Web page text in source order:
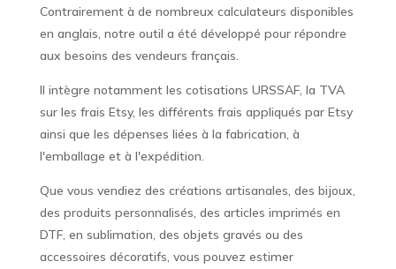
Contrairement à de nombreux calculateurs disponibles
en anglais, notre outil a été développé pour répondre
aux besoins des vendeurs français.
Il intègre notamment les cotisations URSSAF, la TVA
sur les frais Etsy, les différents frais appliqués par Etsy
ainsi que les dépenses liées à la fabrication, à
l'emballage et à l'expédition.
Que vous vendiez des créations artisanales, des bijoux,
des produits personnalisés, des articles imprimés en
DTF, en sublimation, des objets gravés ou des
accessoires décoratifs, vous pouvez estimer